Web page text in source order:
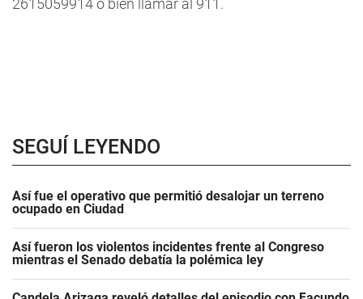
2615059914 o bien llamar al 911.
SEGUÍ LEYENDO
Así fue el operativo que permitió desalojar un terreno
ocupado en Ciudad
Así fueron los violentos incidentes frente al Congreso
mientras el Senado debatía la polémica ley